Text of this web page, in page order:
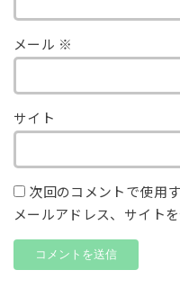
メール ※
サイト
次回のコメントで使用
メールアドレス、サイトを